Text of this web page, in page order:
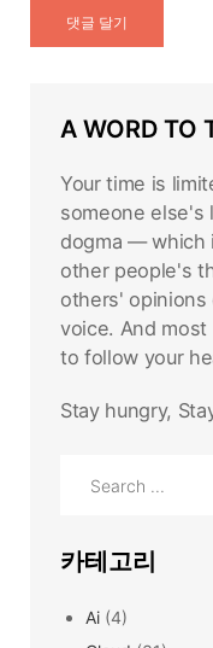
A WORD TO
Your time is
someone else's
dogma — which
other people's
others'
voice. And
to follow your
Stay hungry,
카테고리
Ai (4)